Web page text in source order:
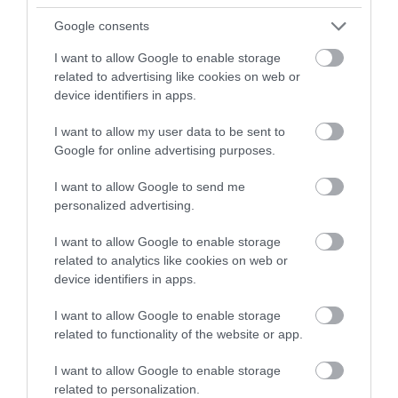
Google consents
I want to allow Google to enable storage
related to advertising like cookies on web or
device identifiers in apps.
I want to allow my user data to be sent to
Google for online advertising purposes.
I want to allow Google to send me
personalized advertising.
I want to allow Google to enable storage
related to analytics like cookies on web or
device identifiers in apps.
I want to allow Google to enable storage
related to functionality of the website or app.
I want to allow Google to enable storage
related to personalization.
kapcsolódik.
Megosztás
IZRAEL LÉGIKÖZLEKEDÉS MAGYARORSZÁG